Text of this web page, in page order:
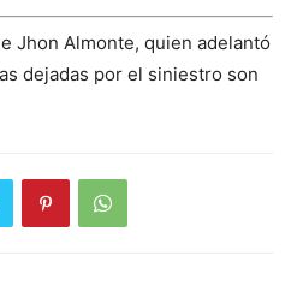
Jhon Almonte, quien adelantó
dejadas por el siniestro son